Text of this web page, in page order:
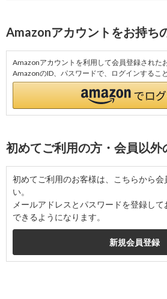
Amazonアカウントをお持ち
Amazonアカウントを利用して会員登録された
AmazonのID、パスワードで、ログインするこ
初めてご利用の方・会員以外
初めてご利用のお客様は、こちらから会
い。
メールアドレスとパスワードを登録し
できるようになります。